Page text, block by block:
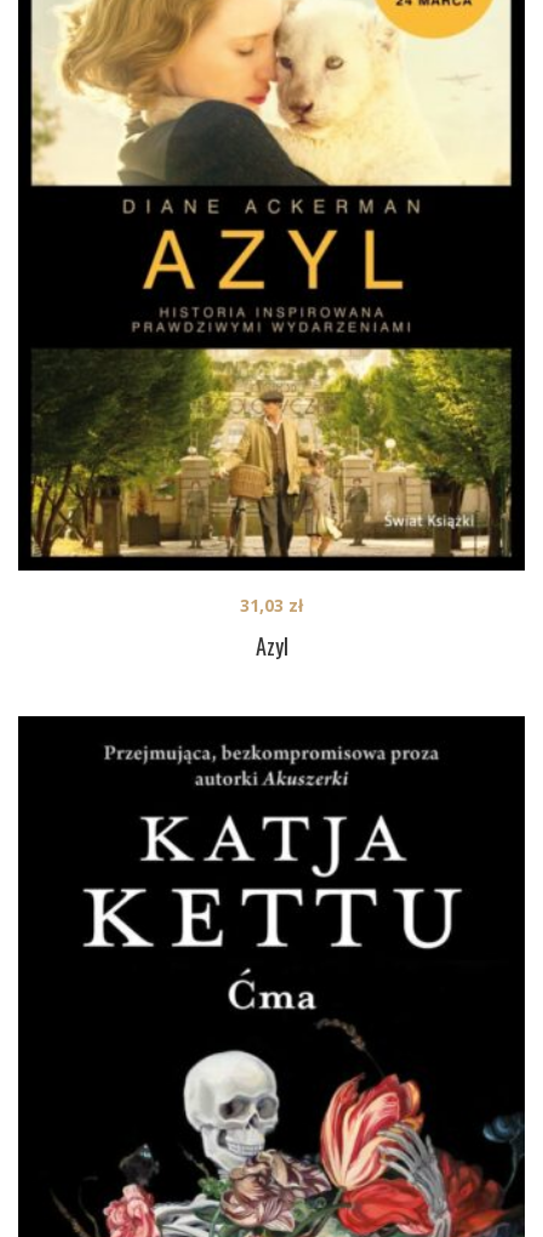
Azyl
31,03 zł